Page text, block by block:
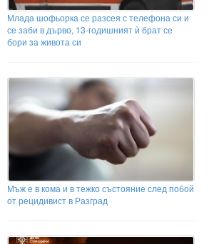
Млада шофьорка се разсея с телефона си и
се заби в дърво, 13-годишният ѝ брат се
бори за живота си
Мъж е в кома и в тежко състояние след побой
от рецидивист в Разград